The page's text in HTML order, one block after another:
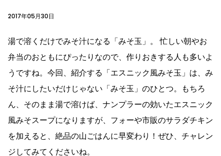
2017年05月30日
湯で溶くだけでみそ汁になる「みそ玉」。 忙しい朝やお
弁当のおともにぴったりなので、作りおきする人も多いよ
うですね。今回、紹介する「エスニック風みそ玉」は、み
そ汁にしたいだけじゃない「みそ玉」のひとつ。もちろ
ん、そのまま湯で溶けば、ナンプラーの効いたエスニック
風みそスープになりますが、フォーや市販のサラダチキン
を加えると、絶品の山ごはんに早変わり！ぜひ、チャレン
ジしてみてくださいね。